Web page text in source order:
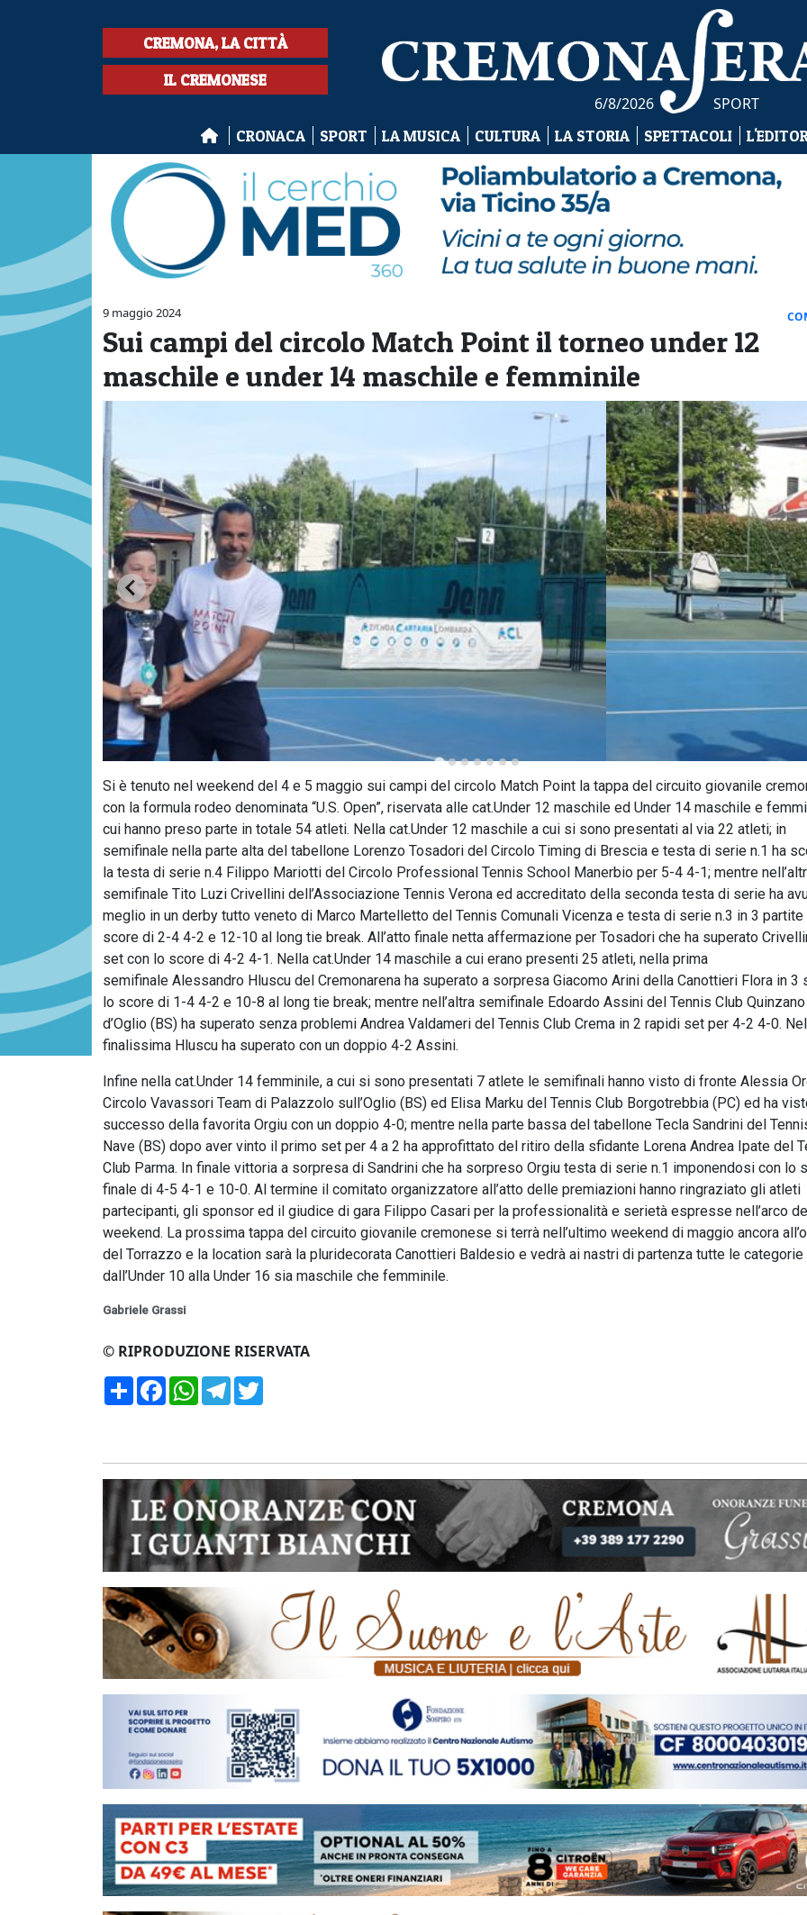
CREMONA, LA CITTÀ
IL CREMONESE
6/8/2026 SPORT
CRONACA SPORT LA MUSICA CULTURA LA STORIA SPETTACOLI
9 maggio 2024
Sui campi del circolo Match Point il torneo under 12
maschile e under 14 maschile e femminile
Si è tenuto nel weekend del 4 e 5 maggio sui campi del circolo Match Point la tappa del circuito giovanile
con la formula rodeo denominata “U.S. Open”, riservata alle cat.Under 12 maschile ed Under 14 maschile e
cui hanno preso parte in totale 54 atleti. Nella cat.Under 12 maschile a cui si sono presentati al via 22 atleti; in
semifinale nella parte alta del tabellone Lorenzo Tosadori del Circolo Timing di Brescia e testa di serie n.1 ha
la testa di serie n.4 Filippo Mariotti del Circolo Professional Tennis School Manerbio per 5-4 4-1; mentre
semifinale Tito Luzi Crivellini dell’Associazione Tennis Verona ed accreditato della seconda testa di serie ha
meglio in un derby tutto veneto di Marco Martelletto del Tennis Comunali Vicenza e testa di serie n.3 in 3 partite
score di 2-4 4-2 e 12-10 al long tie break. All’atto finale netta affermazione per Tosadori che ha superato
set con lo score di 4-2 4-1. Nella cat.Under 14 maschile a cui erano presenti 25 atleti, nella prima
semifinale Alessandro Hluscu del Cremonarena ha superato a sorpresa Giacomo Arini della Canottieri Flora in 3
lo score di 1-4 4-2 e 10-8 al long tie break; mentre nell’altra semifinale Edoardo Assini del Tennis Club Quinzano
d’Oglio (BS) ha superato senza problemi Andrea Valdameri del Tennis Club Crema in 2 rapidi set per 4-2 4-0.
finalissima Hluscu ha superato con un doppio 4-2 Assini.
Infine nella cat.Under 14 femminile, a cui si sono presentati 7 atlete le semifinali hanno visto di fronte Alessia
Circolo Vavassori Team di Palazzolo sull’Oglio (BS) ed Elisa Marku del Tennis Club Borgotrebbia (PC) ed ha
successo della favorita Orgiu con un doppio 4-0; mentre nella parte bassa del tabellone Tecla Sandrini del
Nave (BS) dopo aver vinto il primo set per 4 a 2 ha approfittato del ritiro della sfidante Lorena Andrea Ipate del
Club Parma. In finale vittoria a sorpresa di Sandrini che ha sorpreso Orgiu testa di serie n.1 imponendosi con lo
finale di 4-5 4-1 e 10-0. Al termine il comitato organizzatore all’atto delle premiazioni hanno ringraziato gli atleti
partecipanti, gli sponsor ed il giudice di gara Filippo Casari per la professionalità e serietà espresse nell’arco
weekend. La prossima tappa del circuito giovanile cremonese si terrà nell’ultimo weekend di maggio ancora
del Torrazzo e la location sarà la pluridecorata Canottieri Baldesio e vedrà ai nastri di partenza tutte le categorie
dall’Under 10 alla Under 16 sia maschile che femminile.
Gabriele Grassi
© RIPRODUZIONE RISERVATA
CondividiFacebookWhatsApp
Telegram